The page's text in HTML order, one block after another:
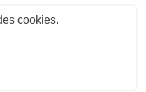
CASTELNAU LE LEZ
à Cannes